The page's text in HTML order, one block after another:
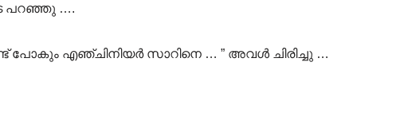
പറഞ്ഞു ….
പോകും എഞ്ചിനിയർ സാറിനെ … ” അവൾ ചിരിച്ചു …